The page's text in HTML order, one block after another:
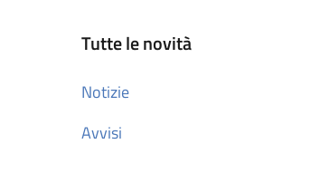
Tutte le novità
Notizie
Avvisi